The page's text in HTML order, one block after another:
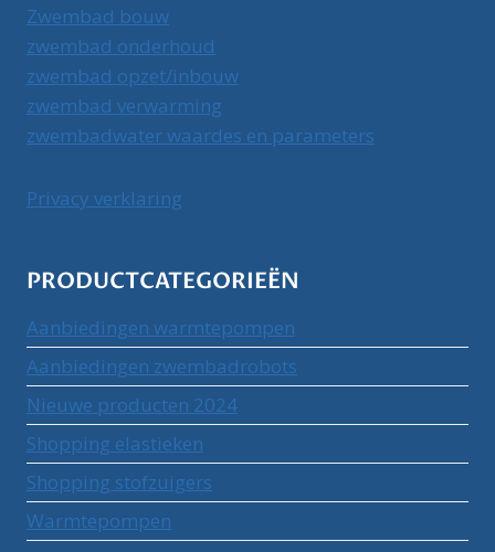
Zwembad bouw
zwembad onderhoud
zwembad opzet/inbouw
zwembad verwarming
zwembadwater waardes en parameters
Privacy verklaring
PRODUCTCATEGORIEËN
Aanbiedingen warmtepompen
Aanbiedingen zwembadrobots
Nieuwe producten 2024
Shopping elastieken
Shopping stofzuigers
Warmtepompen